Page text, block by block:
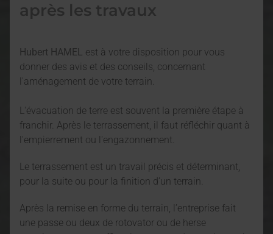
après les travaux
Hubert HAMEL est à votre disposition pour vous
donner des avis et des conseils, concernant
l'aménagement de votre terrain.
L'évacuation de terre est souvent la première étape à
franchir. Après le terrassement, il faut réfléchir quant à
l'empierrement ou l'engazonnement.
Le terrassement est un travail précis et déterminant,
pour la suite ou pour la finition d’un terrain.
Après la remise en forme du terrain, l’entreprise fait
une passe ou deux de rotovator ou de herse